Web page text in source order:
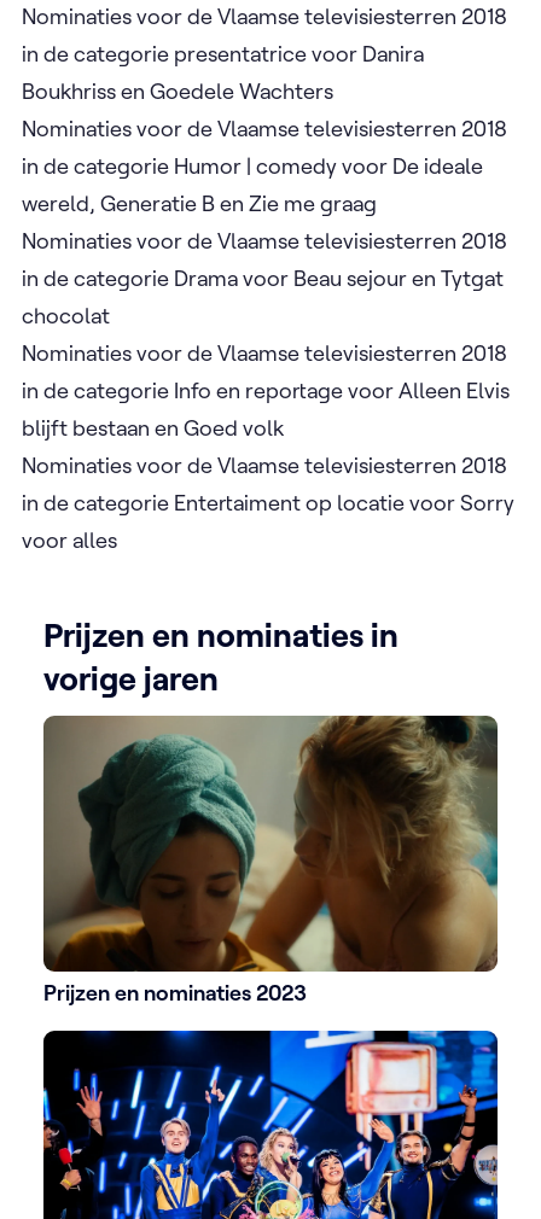
Nominaties voor de Vlaamse televisiesterren 2018
in de categorie presentatrice voor Danira
Boukhriss en Goedele Wachters
Nominaties voor de Vlaamse televisiesterren 2018
in de categorie Humor | comedy voor De ideale
wereld, Generatie B en Zie me graag
Nominaties voor de Vlaamse televisiesterren 2018
in de categorie Drama voor Beau sejour en Tytgat
chocolat
Nominaties voor de Vlaamse televisiesterren 2018
in de categorie Info en reportage voor Alleen Elvis
blijft bestaan en Goed volk
Nominaties voor de Vlaamse televisiesterren 2018
in de categorie Entertaiment op locatie voor Sorry
voor alles
Prijzen en nominaties in
vorige jaren
Prijzen en nominaties 2023